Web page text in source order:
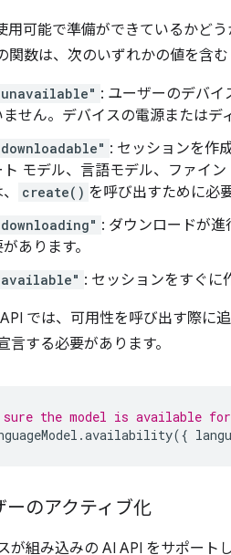
用可能で準備ができているかど
関数は、次のいずれかの値を含む
: ユーザーのデバ
ません。デバイスの電源またはデ
: セッションを作
ト モデル、言語モデル、ファイン
create() を呼び出すために必
: ダウンロードが
あります。
: セッションをすぐに
では、可用性を呼び出す際に
言する必要があります。
sure the model is available for
.availability({
ーのアクティブ化
が組み込みの AI API をサポート